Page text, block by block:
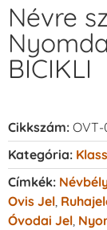
Névre
BICIKLI
Cikkszám: OVT-
Kategória:
Címkék:
Ovis Jel,
Óvodai Jel,